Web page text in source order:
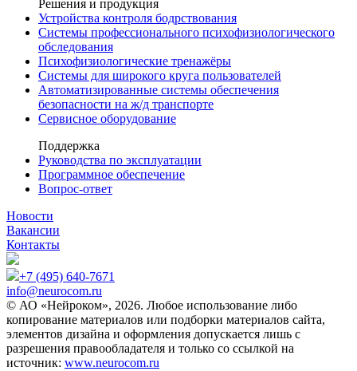
Решения и продукция
Устройства контроля бодрствования
Системы профессионального психофизиологического
обследования
Психофизиологические тренажёры
Системы для широкого круга пользователей
Автоматизированные системы обеспечения
безопасности на ж/д транспорте
Сервисное оборудование
Поддержка
Руководства по эксплуатации
Программное обеспечение
Вопрос-ответ
Новости
Вакансии
Контакты
+7 (495) 640-7671
info@neurocom.ru
© АО «Нейроком», 2026. Любое использование либо
копирование материалов или подборки материалов сайта,
элементов дизайна и оформления допускается лишь с
разрешения правообладателя и только со ссылкой на
источник: www.neurocom.ru